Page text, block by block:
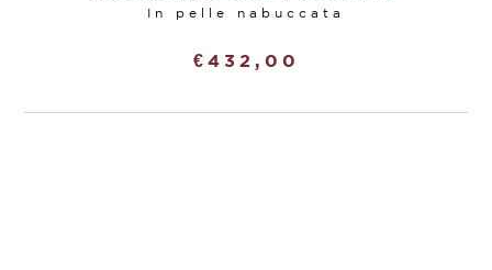
in pelle nabuccata
€ 432,00